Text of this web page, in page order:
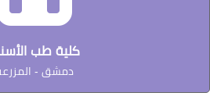
كلية طب الأسنان
دمشق - المزرعة